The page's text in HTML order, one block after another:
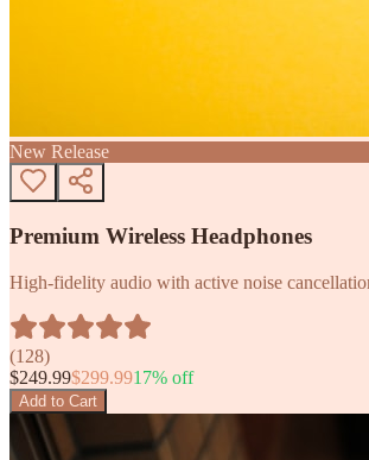
New Release
Premium Wireless Headphones
High-fidelity audio with active noise
(128)
$249.99$299.9917% off
Add to Cart